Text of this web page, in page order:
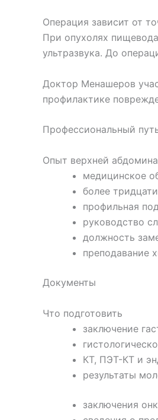
Операция зависит от
При опухолях
ультразвука. До
Доктор Менашеров
профилактике
Профессиональный
Опыт верхней
медицинское
более
профильная
руководство
должность
преподавание
Документы
Что подготовить
заключение
КТ, ПЭТ-КТ и
результаты
заключения